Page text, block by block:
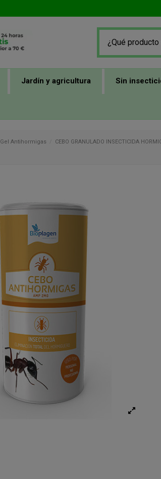
Jardín y agricultura Sin
Gel Antihormigas CEBO GRANULADO INSECTICIDA